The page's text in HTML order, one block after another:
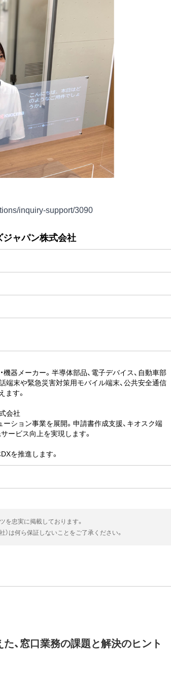
inquiry-support/3090
ャパン株式会社
器メーカー。半導体部品、電子デバイス、自動車部
端末や緊急災害対策用モバイル端末、公共安全通信
ます。
会社
ション事業を展開。申請書作成支援、キオスク端
ービス向上を実現します。
を推進します。
を忠実に掲載しております。
）は何ら保証しないことをご了承ください。
、窓口業務の課題と解決のヒント